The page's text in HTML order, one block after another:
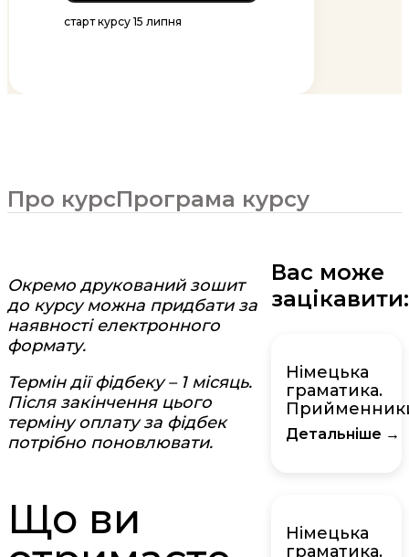
старт курсу 15 липня
Про курсПрограма курсу
Окремо друкований зошит
до курсу можна придбати за
наявності електронного
формату.
Термін дії фідбеку – 1 місяць.
Після закінчення цього
терміну оплату за фідбек
потрібно поновлювати.
Що ви
Вас може
зацікавити:
Німецька
граматика.
Детальніше →
Німецька
граматика.